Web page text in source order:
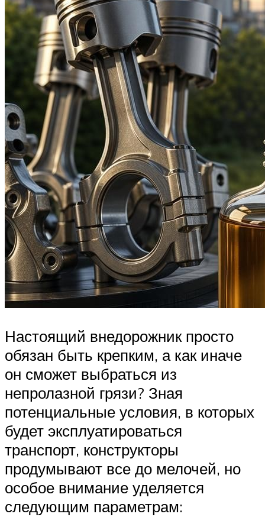
Настоящий внедорожник просто
обязан быть крепким, а как иначе
он сможет выбраться из
непролазной грязи? Зная
потенциальные условия, в которых
будет эксплуатироваться
транспорт, конструкторы
продумывают все до мелочей, но
особое внимание уделяется
следующим параметрам: